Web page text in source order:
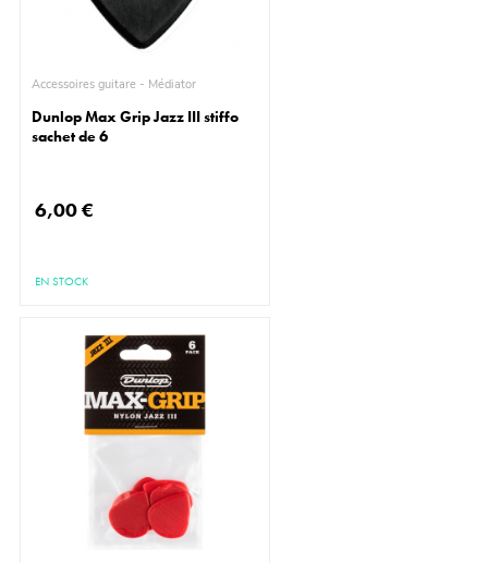
Accessoires guitare - Médiator
Dunlop Max Grip Jazz III stiffo
sachet de 6
6,00 €
EN STOCK